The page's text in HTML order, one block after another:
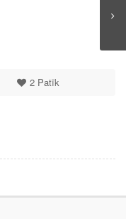
2Patīk